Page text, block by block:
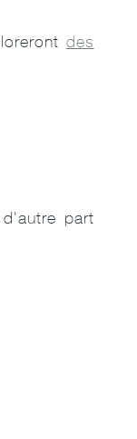
des
part